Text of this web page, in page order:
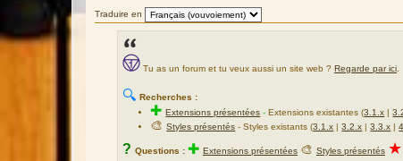
r
c
e
d
m
s
Traduire en
Tu as un forum et tu veux aussi un site web ? Regarde par ici
🔍 Recherches :
✚Extensions présentées -Extensions existantes (3.1.x |
🎨Styles présentés - Styles existants (3.1.x |3.2.x |3.3.x |
? Questions : ✚ Extensions présentées 🎨 Styles présentés ★